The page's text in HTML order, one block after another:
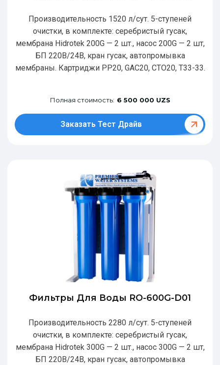
Производительность 1520 л/сут. 5-ступеней
очистки, в комплекте: серебристый гусак,
мембрана Hidrotek 200G — 2 шт., насос 200G — 2 шт,
БП 220В/24В, кран гусак, автопромывка
мембраны. Картриджи РР20, GAC20, CTO20, T33-33.
Полная стоимость: 6 500 000 UZS
Заказать Тест Драйв
Фильтры Для Воды RO-600G-D01
Производительность 2280 л/сут. 5-ступеней
очистки, в комплекте: серебристый гусак,
мембрана Hidrotek 300G — 2 шт., насос 300G — 2 шт,
БП 220В/24В, кран гусак, автопромывка